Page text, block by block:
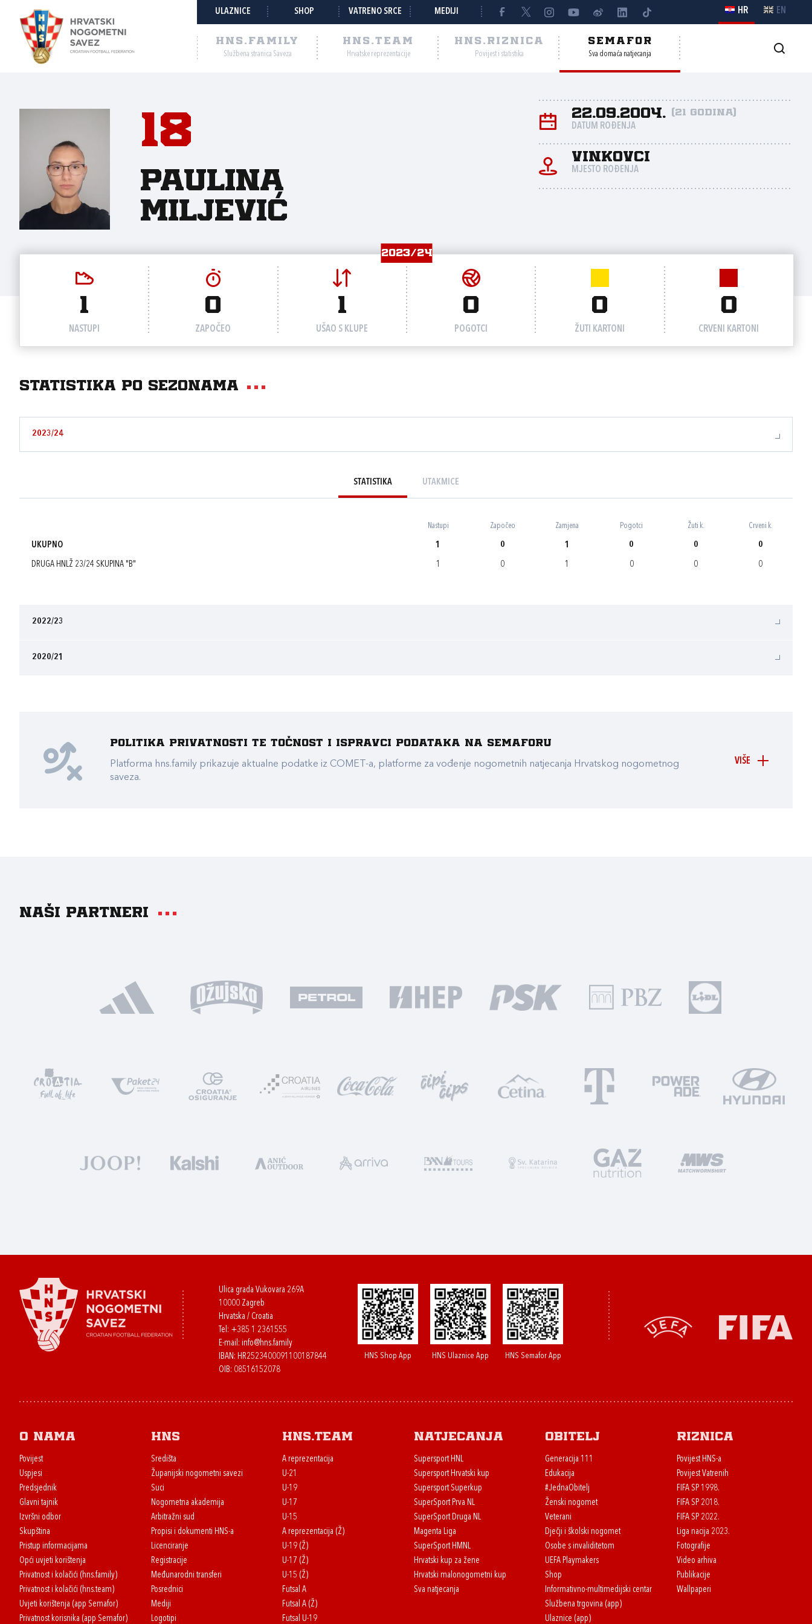
ULAZNICE SHOP VATRENO SRCE MEDIJI HR EN
HNS.FAMILY
Službena stranica Saveza
HNS.TEAM
Hrvatske reprezentacije
HNS.RIZNICA
Povijest i statistika
SEMAFOR
Sva domaća natjecanja
18
Paulina
Miljević
22.09.2004. (21 godina)
DATUM ROĐENJA
Vinkovci
MJESTO ROĐENJA
2023/24
1
NASTUPI
0
ZAPOČEO
1
UŠAO S KLUPE
0
POGOTCI
0
ŽUTI KARTONI
0
CRVENI KARTONI
Statistika po sezonama
2023/24
STATISTIKA UTAKMICE
Nastupi Započeo Zamjena Pogotci Žuti k. Crveni k.
UKUPNO 1 0 1 0 0 0
DRUGA HNLŽ 23/24 SKUPINA "B" 1 0 1 0 0 0
2022/23
2020/21
VIŠE
Politika privatnosti te točnost i ispravci podataka na Semaforu
Platforma hns.family prikazuje aktualne podatke iz COMET-a, platforme za vođenje nogometnih natjecanja Hrvatskog nogometnog
saveza.
Naši partneri
Ulica grada Vukovara 269A
10000 Zagreb
Hrvatska / Croatia
Tel: +385 1 2361555
E-mail: info@hns.family
IBAN: HR2523400091100187844
OIB: 08516152078
HNS Shop App HNS Ulaznice App HNS Semafor App
O nama
Povijest
Uspjesi
Predsjednik
Glavni tajnik
Izvršni odbor
Skupština
Pristup informacijama
Opći uvjeti korištenja
Privatnost i kolačići (hns.family)
Privatnost i kolačići (hns.team)
Uvjeti korištenja (app Semafor)
Privatnost korisnika (app Semafor)
HNS
Središta
Županijski nogometni savezi
Suci
Nogometna akademija
Arbitražni sud
Propisi i dokumenti HNS-a
Licenciranje
Registracije
Međunarodni transferi
Posrednici
Mediji
Logotipi
HNS.team
A reprezentacija
U-21
U-19
U-17
U-15
A reprezentacija (Ž)
U-19 (Ž)
U-17 (Ž)
U-15 (Ž)
Futsal A
Futsal A (Ž)
Futsal U-19
Natjecanja
Supersport HNL
Supersport Hrvatski kup
Supersport Superkup
SuperSport Prva NL
SuperSport Druga NL
Magenta Liga
SuperSport HMNL
Hrvatski kup za žene
Hrvatski malonogometni kup
Sva natjecanja
Obitelj
Generacija 111
Edukacija
#JednaObitelj
Ženski nogomet
Veterani
Dječji i školski nogomet
Osobe s invaliditetom
UEFA Playmakers
Shop
Informativno-multimedijski centar
Službena trgovina (app)
Ulaznice (app)
Riznica
Povijest HNS-a
Povijest Vatrenih
FIFA SP 1998.
FIFA SP 2018.
FIFA SP 2022.
Liga nacija 2023.
Fotografije
Video arhiva
Publikacije
Wallpaperi